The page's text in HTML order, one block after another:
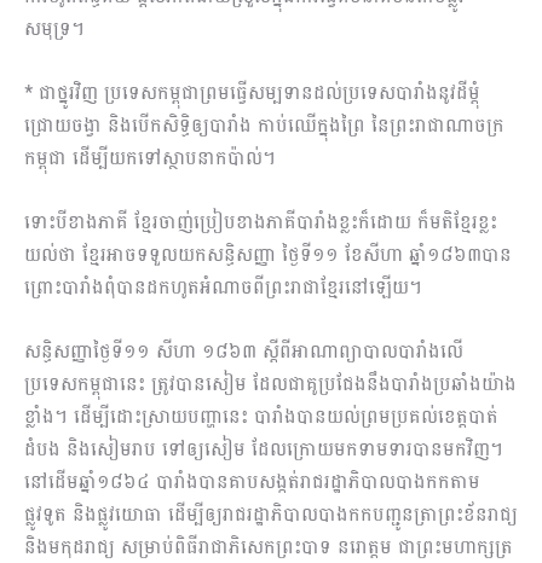
សមុទ្រ។
* ជាថ្នូរវិញ ប្រទេសកម្ពុជាព្រមធ្វើសម្បទានដល់ប្រទេសបារាំងនូវដីម្ដុំ
ជ្រោយចង្វា និងបើកសិទ្ធិឲ្យបារាំង កាប់ឈើក្នុងព្រៃ នៃព្រះរាជាណាចក្រ
កម្ពុជា ដើម្បីយកទៅស្ថាបនាកប៉ាល់។
ទោះបីខាងភាគី ខ្មែរចាញ់ប្រៀបខាងភាគីបារាំងខ្លះក៏ដោយ ក៏មតិខ្មែរខ្លះ
យល់ថា ខ្មែរអាចទទួលយកសន្ធិសញ្ញា ថ្ងៃទី១១ ខែសីហា ឆ្នាំ១៨៦៣បាន
ព្រោះបារាំងពុំបានដកហូតអំណាចពីព្រះរាជាខ្មែរនៅឡើយ។
សន្ធិសញ្ញាថ្ងៃទី១១ សីហា ១៨៦៣ ស្តីពីអាណាព្យាបាលបារាំងលើ
ប្រទេសកម្ពុជានេះ ត្រូវបានសៀម ដែលជាគូប្រជែងនឹងបារាំងប្រឆាំងយ៉ាង
ខ្លាំង។ ដើម្បីដោះស្រាយបញ្ហានេះ បារាំងបានយល់ព្រមប្រគល់ខេត្តបាត់
ដំបង និងសៀមរាប ទៅឲ្យសៀម ដែលក្រោយមកទាមទារបានមកវិញ។
នៅដើមឆ្នាំ១៨៦៤ បារាំងបានគាបសង្កត់រាជរដ្ឋាភិបាលបាងកកតាម
ផ្លូវទូត និងផ្លូវយោធា ដើម្បីឲ្យរាជរដ្ឋាភិបាលបាងកកបញ្ជូនត្រាព្រះខ័នរាជ្យ
និងមកុដរាជ្យ សម្រាប់ពិធីរាជាភិសេកព្រះបាទ នរោត្ដម ជាព្រះមហាក្សត្រ